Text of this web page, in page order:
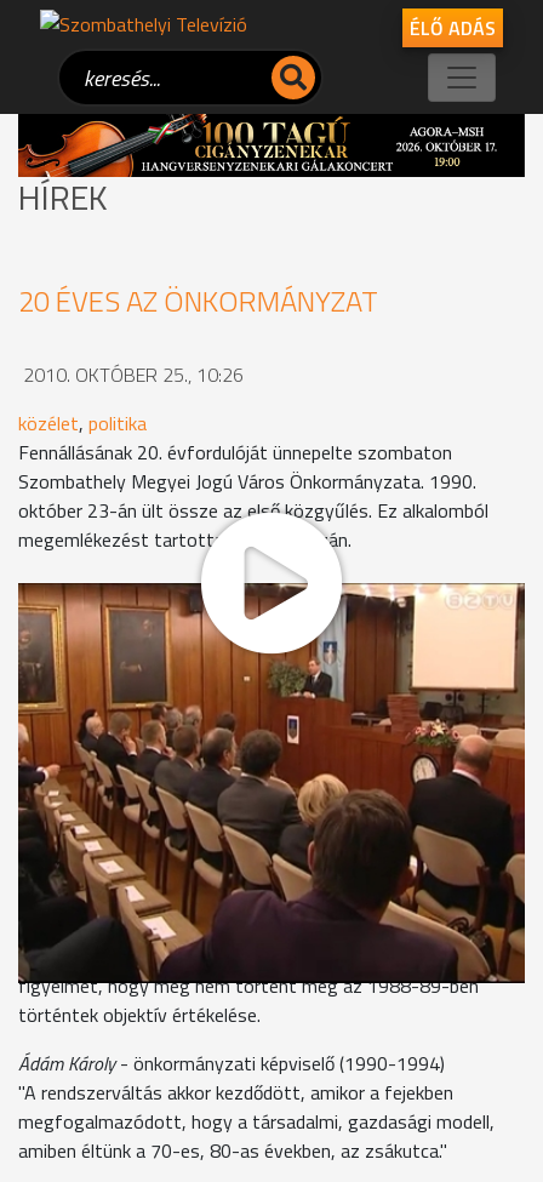
ÉLŐ ADÁS
HÍREK
20 ÉVES AZ ÖNKORMÁNYZAT
2010. OKTÓBER 25., 10:26
közélet, politika
Fennállásának 20. évfordulóját ünnepelte szombaton
Szombathely Megyei Jogú Város Önkormányzata. 1990.
október 23-án ült össze az első közgyűlés. Ez alkalomból
megemlékezést tartottak a Városházán.
A program kezdeteként a megjelentek egy perces néma
felállással emlékeztek azokra az elhunyt képviselőkre, akik
már nem lehetnek itt a jubileumon. A rendszerváltás óta öt
önkormányzati ciklus zárult le, Puskás Tivadar a negyedik
polgármester, aki a várost irányítja. Házigazdaként ő
köszöntötte a jelenlévőket.
Dr. Puskás Tivadar- polgármester
"Úgy érezzük, hogy a dátumra úgy is emlékeznünk kell, hogy
az önkormányzatiságot megünnepeljük."
Ciklusonként egy-egy volt képviselő emlékezett a korábbi
évekre. A rendszerváltás előtti időszakról Ádám Károly, az
első MDF-es képviselők egyike beszélt, aki arra hívta fel a
figyelmet, hogy még nem történt meg az 1988-89-ben
történtek objektív értékelése.
Ádám Károly- önkormányzati képviselő (1990-1994)
"A rendszerváltás akkor kezdődött, amikor a fejekben
megfogalmazódott, hogy a társadalmi, gazdasági modell,
amiben éltünk a 70-es, 80-as években, az zsákutca."